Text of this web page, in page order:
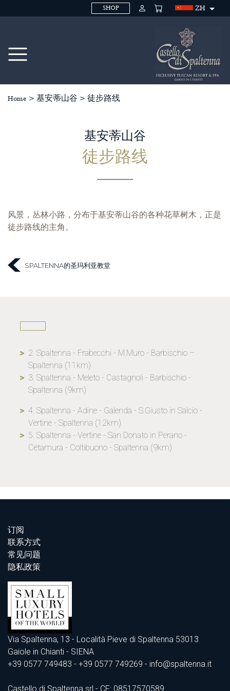
SHOP ZH
Home > 基安蒂山谷 > 徒步路线
基安蒂山谷
徒步路线
风景，丛林小路，分布于基安蒂山谷的各种花草树木，正是
徒步路线的主角。
SPALTENNA的圣玛利亚教堂
2. Spaltenna - Frabecchi - M.Muro - Barbischio –
Spaltenna (11km)
3. Spaltenna - Meleto - Castagnoli - Barbischio -
Spaltenna (9km)
4. Spaltenna - Adine - Galenda - S.Giusto in Salcio -
Vertine - Spaltenna (12km)
5. Spaltenna - Vertine - San Donato in Perano -
Cetamura - Coltibuono - Spaltenna (9km)
订阅
联系方式
常见问题
隐私政策
Via Spaltenna, 13 - Località Pieve di Spaltenna 53013
Gaiole in Chianti - SIENA
+39 0577 749483 - +39 0577 749269 - info@spaltenna.it
Castello di Spaltenna srl - CF: 08517570589